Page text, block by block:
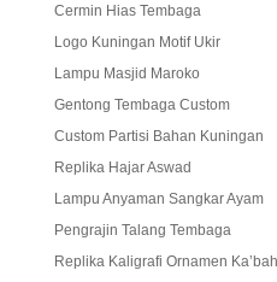
Cermin Hias Tembaga
Logo Kuningan Motif Ukir
Lampu Masjid Maroko
Gentong Tembaga Custom
Custom Partisi Bahan Kuningan
Replika Hajar Aswad
Lampu Anyaman Sangkar Ayam
Pengrajin Talang Tembaga
Replika Kaligrafi Ornamen Ka’bah